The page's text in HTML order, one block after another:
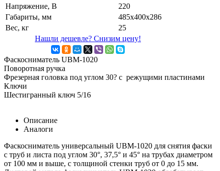
Напряжение, В
220
Габариты, мм
485х400х286
Вес, кг
25
Нашли дешевле? Снизим цену!
Фаскосниматель UBM-1020
Поворотная ручка
Фрезерная головка под углом 30? с режущими пластинами
Ключи
Шестигранный ключ 5/16
Описание
Аналоги
Фаскосниматель универсальный UBM-1020 для снятия фаски
с труб и листа под углом 30°, 37,5° и 45° на трубах диаметром
от 100 мм и выше, с толщиной стенки труб от 0 до 15 мм.